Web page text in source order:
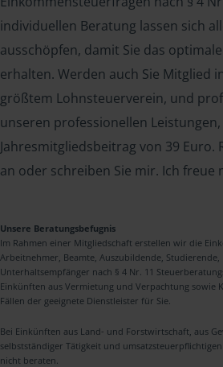
individuellen Beratung lassen sich
ausschöpfen, damit Sie das
erhalten. Werden auch Sie Mitglied
größtem Lohnsteuerverein, und
unseren professionellen
Jahresmitgliedsbeitrag von 39 Euro.
an oder schreiben Sie mir. Ich freue
Unsere Beratungsbefugnis
Im Rahmen einer Mitgliedschaft erstellen wir die
Arbeitnehmer, Beamte, Auszubildende,
Unterhaltsempfänger nach § 4 Nr. 11
Einkünften aus Vermietung und Verpachtung sowie
Fällen der geeignete Dienstleister für Sie.
Bei Einkünften aus Land- und Forstwirtschaft, aus
selbstständiger Tätigkeit und
nicht beraten.